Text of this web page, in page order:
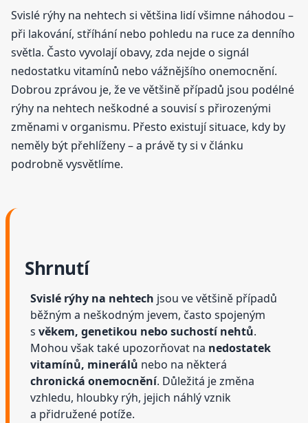
Svislé rýhy na nehtech si většina lidí všimne náhodou –
při lakování, stříhání nebo pohledu na ruce za denního
světla. Často vyvolají obavy, zda nejde o signál
nedostatku vitamínů nebo vážnějšího onemocnění.
Dobrou zprávou je, že ve většině případů jsou podélné
rýhy na nehtech neškodné a souvisí s přirozenými
změnami v organismu. Přesto existují situace, kdy by
neměly být přehlíženy – a právě ty si v článku
podrobně vysvětlíme.
Shrnutí
Svislé rýhy na nehtech jsou ve většině případů
běžným a neškodným jevem, často spojeným
s věkem, genetikou nebo suchostí nehtů.
Mohou však také upozorňovat na nedostatek
vitamínů, minerálů nebo na některá
chronická onemocnění. Důležitá je změna
vzhledu, hloubky rýh, jejich náhlý vznik
a přidružené potíže.